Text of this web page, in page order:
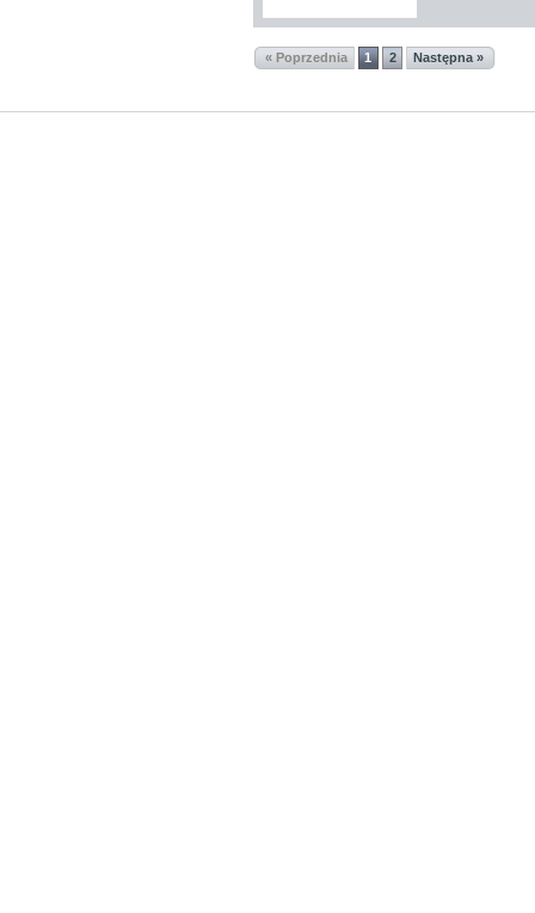
« Poprzednia 1 2 Następna »